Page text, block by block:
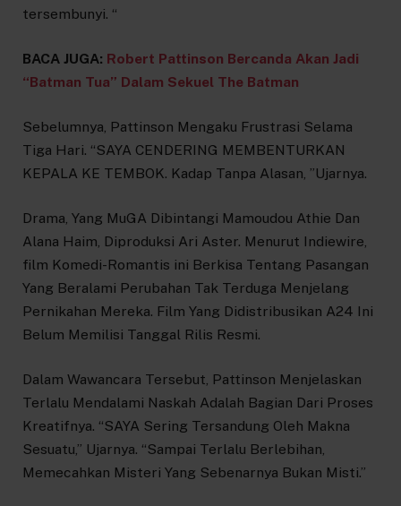
tersembunyi. “
BACA JUGA: Robert Pattinson Bercanda Akan Jadi
“Batman Tua” Dalam Sekuel The Batman
Sebelumnya, Pattinson Mengaku Frustrasi Selama
Tiga Hari. “SAYA CENDERING MEMBENTURKAN
KEPALA KE TEMBOK. Kadap Tanpa Alasan, ”Ujarnya.
Drama, Yang MuGA Dibintangi Mamoudou Athie Dan
Alana Haim, Diproduksi Ari Aster. Menurut Indiewire,
film Komedi-Romantis ini Berkisa Tentang Pasangan
Yang Beralami Perubahan Tak Terduga Menjelang
Pernikahan Mereka. Film Yang Didistribusikan A24 Ini
Belum Memilisi Tanggal Rilis Resmi.
Dalam Wawancara Tersebut, Pattinson Menjelaskan
Terlalu Mendalami Naskah Adalah Bagian Dari Proses
Kreatifnya. “SAYA Sering Tersandung Oleh Makna
Sesuatu,” Ujarnya. “Sampai Terlalu Berlebihan,
Memecahkan Misteri Yang Sebenarnya Bukan Misti.”